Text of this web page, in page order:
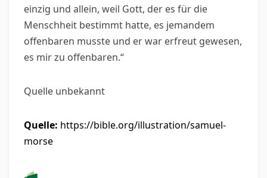
einzig und allein, weil Gott, der es für die
Menschheit bestimmt hatte, es jemandem
offenbaren musste und er war erfreut gewesen,
es mir zu offenbaren.“
Quelle unbekannt
Quelle: https://bible.org/illustration/samuel-
morse